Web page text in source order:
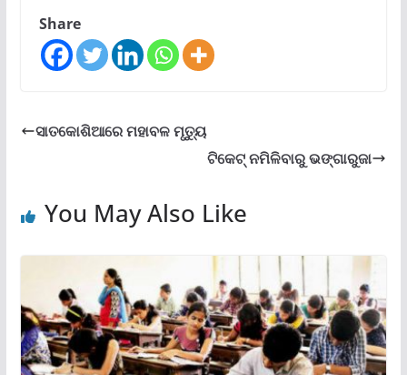
Share
ସାତକୋଶିଆରେ ମହାବଳ ମୃତ୍ୟୁ
ଟିକେଟ୍ ନମିଳିବାରୁ ଭଙ୍ଗାରୁଜା
You May Also Like